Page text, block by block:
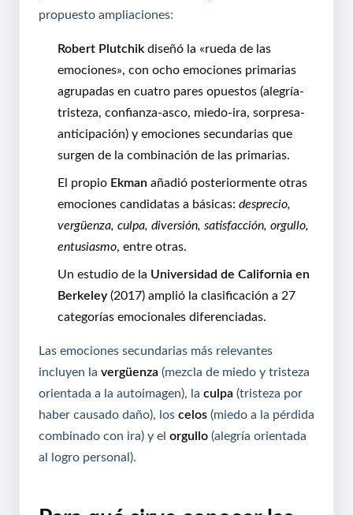
propuesto ampliaciones:
Robert Plutchik diseñó la «rueda de las
emociones», con ocho emociones primarias
agrupadas en cuatro pares opuestos (alegría-
tristeza, confianza-asco, miedo-ira, sorpresa-
anticipación) y emociones secundarias que
surgen de la combinación de las primarias.
El propio Ekman añadió posteriormente otras
emociones candidatas a básicas: desprecio,
vergüenza, culpa, diversión, satisfacción, orgullo,
entusiasmo , entre otras.
Un estudio de la Universidad de California en
Berkeley (2017) amplió la clasificación a 27
categorías emocionales diferenciadas.
Las emociones secundarias más relevantes
incluyen la vergüenza (mezcla de miedo y tristeza
orientada a la autoimagen), la culpa (tristeza por
haber causado daño), los celos (miedo a la pérdida
combinado con ira) y el orgullo (alegría orientada
al logro personal).